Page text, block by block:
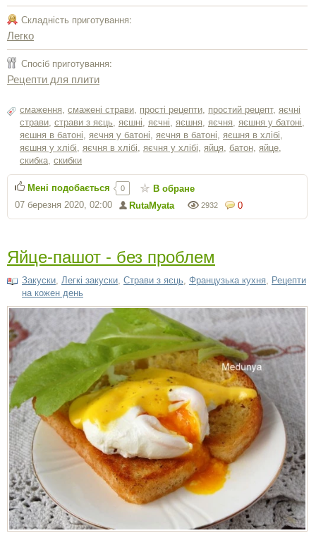
Складність приготування:
Легко
Спосіб приготування:
Рецепти для плити
смаження, смажені страви, прості рецепти, простий рецепт, яєчні
страви, страви з яєць, яєшні, яєчні, яєшня, яєчня, яєшня у батоні,
яєшня в батоні, яєчня у батоні, яєчня в батоні, яєшня в хлібі,
яєшня у хлібі, яєчня в хлібі, яєчня у хлібі, яйця, батон, яйце,
скибка, скибки
0
2932
RutaMyata
07 березня 2020, 02:00
Мені подобається 0 В обране
Яйце-пашот - без проблем
Закуски, Легкі закуски, Cтрави з яєць, Французька кухня, Рецепти
на кожен день